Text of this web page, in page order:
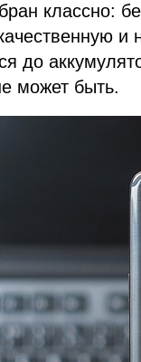
классно:
и
до
может быть.